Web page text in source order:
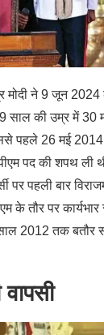
मोदी ने 9 जून 2024
की उम्र में 30
पहले 26 मई
पद की शपथ ली
पर पहली बार
के तौर पर
2012 तक बतौर